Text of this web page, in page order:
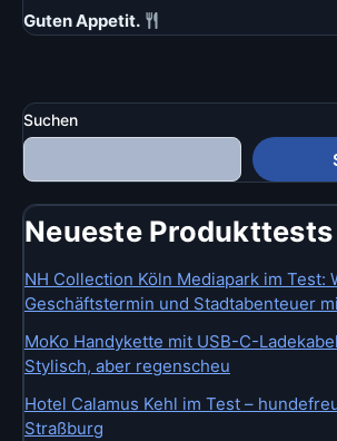
Guten Appetit.
Suchen
Neueste Produkttests
NH Collection Köln Mediapark im Test:
Geschäftstermin und Stadtabenteuer
MoKo Handykette mit USB-C-
Stylisch, aber regenscheu
Hotel Calamus Kehl im Test –
Straßburg